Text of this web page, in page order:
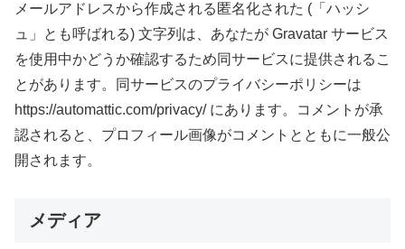
メールアドレスから作成される匿名化された (「ハッシ
ュ」とも呼ばれる) 文字列は、あなたが Gravatar サービス
を使用中かどうか確認するため同サービスに提供されるこ
とがあります。同サービスのプライバシーポリシーは
https://automattic.com/privacy/ にあります。コメントが承
認されると、プロフィール画像がコメントとともに一般公
開されます。
メディア